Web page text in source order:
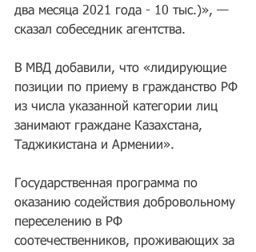
два месяца 2021 года - 10 тыс.)», —
сказал собеседник агентства.
В МВД добавили, что «лидирующие
позиции по приему в гражданство РФ
из числа указанной категории лиц
занимают граждане Казахстана,
Таджикистана и Армении».
Государственная программа по
оказанию содействия добровольному
переселению в РФ
соотечественников, проживающих за